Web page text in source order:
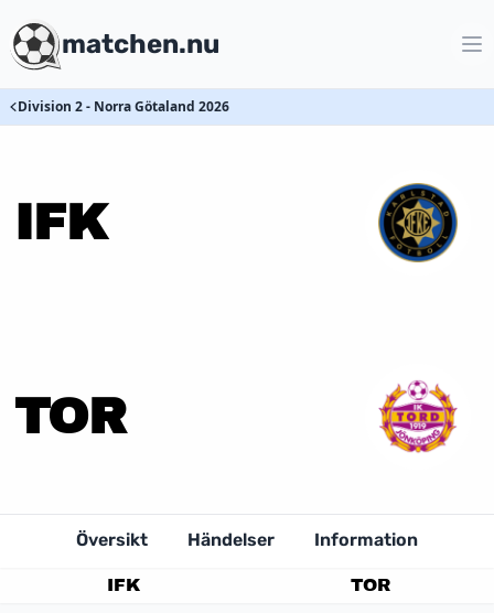
matchen.nu
Division 2 - Norra Götaland 2026
IFK
TOR
Översikt Händelser Information
IFK TOR